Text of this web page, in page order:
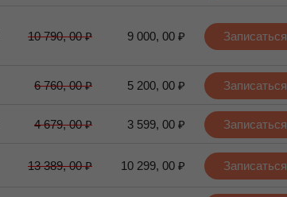
10 790, 00 ₽ 9 000, 00 ₽ Записаться
6 760, 00 ₽ 5 200, 00 ₽ Записаться
4 679, 00 ₽ 3 599, 00 ₽ Записаться
13 389, 00 ₽ 10 299, 00 ₽ Записаться